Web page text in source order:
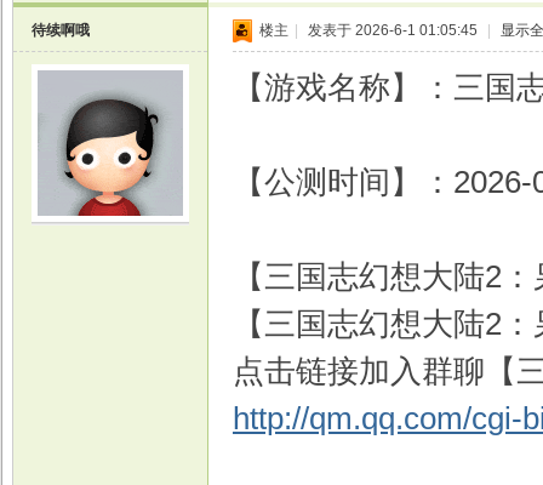
待续啊哦 楼主 发表于 2026-6-1 01:05:45 显示
【游戏名称】：三国
【公测时间】：
【三国志幻想大陆2
【三国志幻想大陆2
点击链接加入群聊【
http://qm.qq.com/cgi-